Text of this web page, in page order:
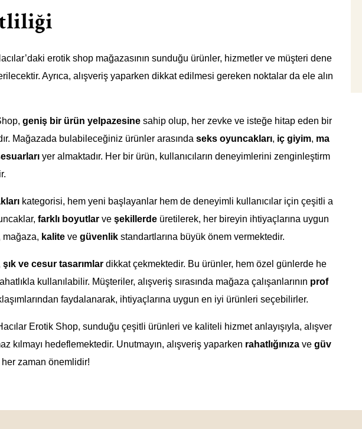
erotik shop mağazasının sunduğu ürünler, hizmetler ve müşteri dene
Ayrıca, alışveriş yaparken dikkat edilmesi gereken noktalar da ele alın
geniş bir ürün yelpazesine sahip olup, her zevke ve isteğe hitap eden bir
Mağazada bulabileceğiniz ürünler arasında seks oyuncakları, iç giyim, ma
yer almaktadır. Her bir ürün, kullanıcıların deneyimlerini zenginleştirm
kategorisi, hem yeni başlayanlar hem de deneyimli kullanıcılar için çeşitli a
farklı boyutlar ve şekillerde üretilerek, her bireyin ihtiyaçlarına uygun
mağaza, kalite ve güvenlik standartlarına büyük önem vermektedir.
şık ve cesur tasarımlar dikkat çekmektedir. Bu ürünler, hem özel günlerde he
kullanılabilir. Müşteriler, alışveriş sırasında mağaza çalışanlarının prof
faydalanarak, ihtiyaçlarına uygun en iyi ürünleri seçebilirler.
Erotik Shop, sunduğu çeşitli ürünleri ve kaliteli hizmet anlayışıyla, alışver
kılmayı hedeflemektedir. Unutmayın, alışveriş yaparken rahatlığınıza ve güv
zaman önemlidir!